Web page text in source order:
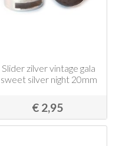
Slider zilver vintage gala
sweet silver night 20mm
€ 2,95